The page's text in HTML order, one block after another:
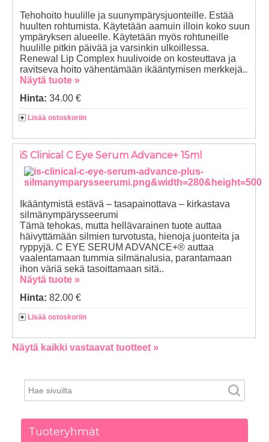
Tehohoito huulille ja suunympärysjuonteille. Estää
huulten rohtumista. Käytetään aamuin illoin koko suun
ympäryksen alueelle. Käytetään myös rohtuneille
huulille pitkin päivää ja varsinkin ulkoillessa.
Renewal Lip Complex huulivoide on kosteuttava ja
ravitseva hoito vähentämään ikääntymisen merkkejä..
Näytä tuote »
Hinta: 34.00 €
Lisää ostoskoriin
iS Clinical C Eye Serum Advance+ 15ml
Ikääntymistä estävä – tasapainottava – kirkastava
silmänympärysseerumi
Tämä tehokas, mutta hellävarainen tuote auttaa
häivyttämään silmien turvotusta, hienoja juonteita ja
ryppyjä. C EYE SERUM ADVANCE+® auttaa
vaalentamaan tummia silmänalusia, parantamaan
ihon väriä sekä tasoittamaan sitä..
Näytä tuote »
Hinta: 82.00 €
Lisää ostoskoriin
Näytä kaikki vastaavat tuotteet »
Tuoteryhmät